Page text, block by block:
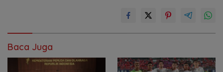
Baca Juga